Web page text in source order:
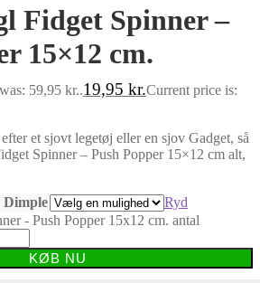
Fidget Spinner –
15×12 cm.
59,95 kr..19,95 kr.Current price is:
et sjovt legetøj eller en sjov Gadget, så
Spinner – Push Popper 15×12 cm alt,
Dimple
Ryd
- Push Popper 15x12 cm. antal
KØB NU